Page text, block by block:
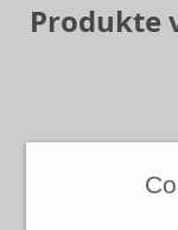
Produkte